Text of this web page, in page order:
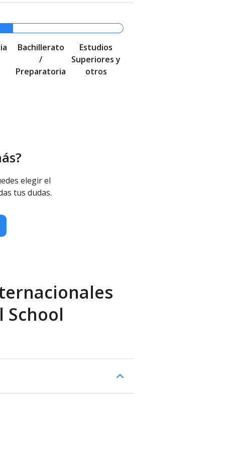
Bachillerato
/
Preparatoria
Estudios
Superiores y
otros
elegir el
tus dudas.
School